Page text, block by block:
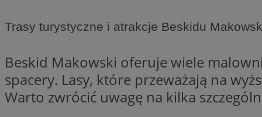
Trasy turystyczne i atrakcje Beskidu
Beskid Makowski oferuje wiele
spacery. Lasy, które przeważają na
Warto zwrócić uwagę na kilka
_clsk
_ga_1ZETYXEVYH
FCCDCF
__Secure-
ROLLOUT_TOKEN
_fbp